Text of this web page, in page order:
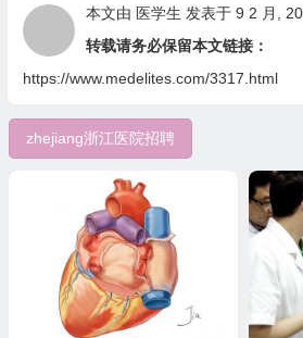
本文由 医学生 发表于 9 2 月,
转载请务必保留本文链接：
https://www.medelites.com/3317.html
zhejiang浙江医院招聘